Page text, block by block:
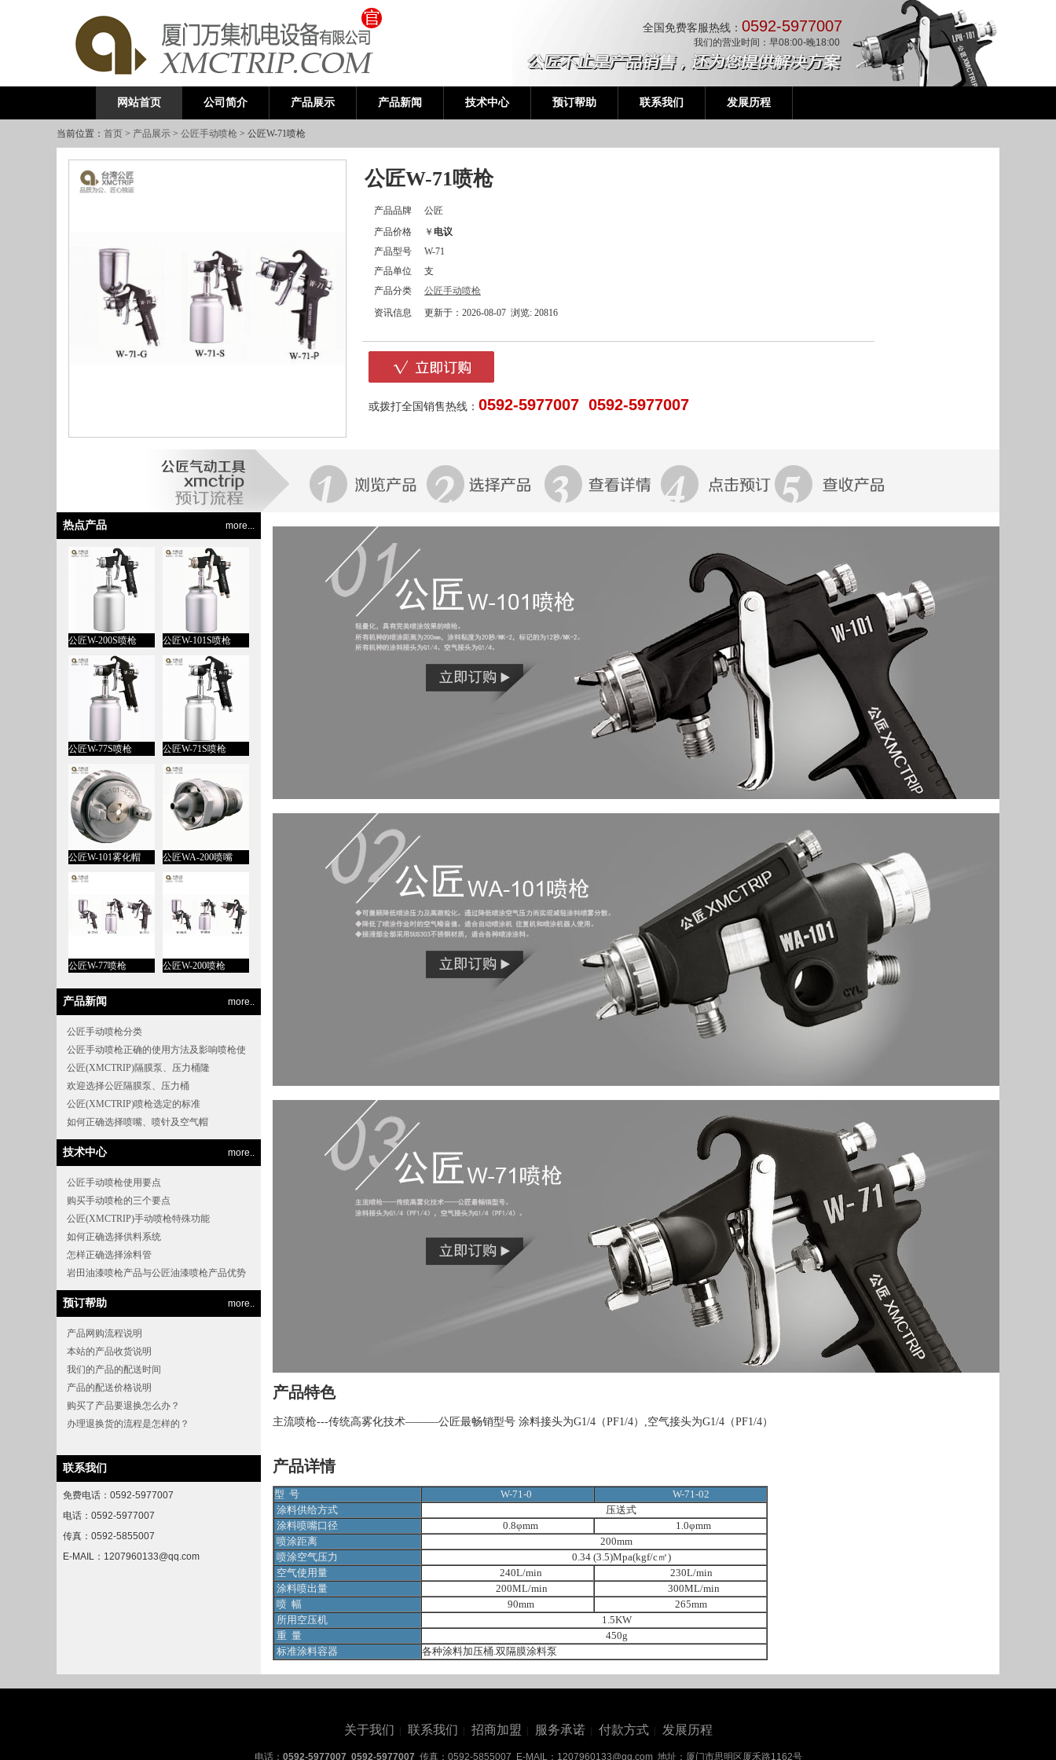
全国免费客服热线： 0592-5977007
我们的营业时间：早08:00-晚18:00
网站首页 公司简介 产品展示 产品新闻 技术中心 预订帮助 联系我们 发展历程
当前位置： 首页 > 产品展示 > 公匠手动喷枪 > 公匠W-71喷枪
公匠W-71喷枪
产品品牌
公匠
产品价格
￥ 电议
产品型号
W-71
产品单位
支
产品分类
公匠手动喷枪
资讯信息
更新于：2026-08-07 浏览: 20816
或拨打全国销售热线： 0592-5977007 0592-5977007
热点产品 more...
公匠W-200S喷枪 公匠W-101S喷枪
公匠W-77S喷枪 公匠W-71S喷枪
公匠W-101雾化帽 公匠WA-200喷嘴
公匠W-77喷枪 公匠W-200喷枪
产品新闻 more..
公匠手动喷枪分类
公匠手动喷枪正确的使用方法及影响喷枪使
公匠(XMCTRIP)隔膜泵、压力桶隆
欢迎选择公匠隔膜泵、压力桶
公匠(XMCTRIP)喷枪选定的标准
如何正确选择喷嘴、喷针及空气帽
技术中心 more..
公匠手动喷枪使用要点
购买手动喷枪的三个要点
公匠(XMCTRIP)手动喷枪特殊功能
如何正确选择供料系统
怎样正确选择涂料管
岩田油漆喷枪产品与公匠油漆喷枪产品优势
预订帮助 more..
产品网购流程说明
本站的产品收货说明
我们的产品的配送时间
产品的配送价格说明
购买了产品要退换怎么办？
办理退换货的流程是怎样的？
联系我们
免费电话：0592-5977007
电话：0592-5977007
传真：0592-5855007
E-MAIL：1207960133@qq.com
产品特色
主流喷枪---传统高雾化技术———公匠最畅销型号 涂料接头为G1/4（PF1/4）,空气接头为G1/4（PF1/4）
产品详情
型 号 W-71-0
W-71-02
涂料供给方式
压送式
涂料喷嘴口径 0.8φmm
1.0φmm
喷涂距离
200mm
喷涂空气压力
0.34 (3.5)Mpa(kgf/c㎡)
空气使用量
240L/min
230L/min
涂料喷出量 200ML/min
300ML/min
喷 幅
90mm
265mm
所用空压机
1.5KW
重 量
450g
标准涂料容器 各种涂料加压桶.双隔膜涂料泵
关于我们 联系我们 招商加盟 服务承诺| 付款方式| 发展历程
电话： 0592-5977007 0592-5977007 传真：0592-5855007 E-MAIL：1207960133@qq.com 地址：厦门市思明区厦禾路1162号